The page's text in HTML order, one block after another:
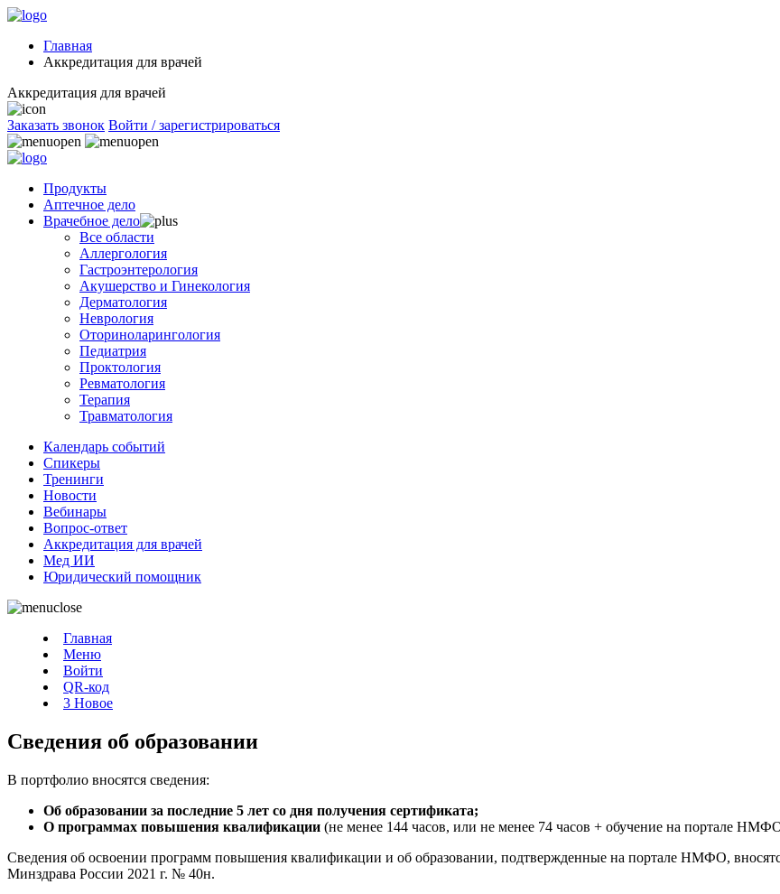
Главная
Аккредитация для врачей
Аккредитация для врачей
Заказать звонок Войти / зарегистрироваться
Продукты
Аптечное дело
Врачебное дело
Все области
Аллергология
Гастроэнтерология
Акушерство и Гинекология
Дерматология
Неврология
Оториноларингология
Педиатрия
Проктология
Ревматология
Терапия
Травматология
Календарь событий
Спикеры
Тренинги
Новости
Вебинары
Вопрос-ответ
Аккредитация для врачей
Мед ИИ
Юридический помощник
Главная
Меню
Войти
QR-код
3 Новое
Сведения об образовании
В портфолио вносятся сведения:
Об образовании за последние 5 лет со дня получения сертификата;
О программах повышения квалификации (не менее 144 часов, или не менее 74 часов + обучение на портале
Сведения об освоении программ повышения квалификации и об образовании, подтвержденные на портале НМФО,
Минздрава России 2021 г. № 40н.